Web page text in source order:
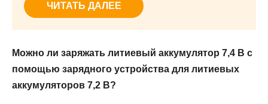
ЧИТАТЬ ДАЛЕЕ
Можно ли заряжать литиевый аккумулятор 7,4 В с
помощью зарядного устройства для литиевых
аккумуляторов 7,2 В?